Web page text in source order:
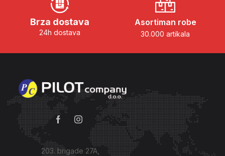
Brza dostava
24h dostava
Asortiman robe
30.000 artikala
203. brigade 27A,